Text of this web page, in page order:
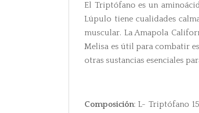
El Triptófano es un
Lúpulo tiene cualidades
muscular. La Amapola
Melisa es útil para combatir
otras sustancias esenciales
Composición: L- Triptófano